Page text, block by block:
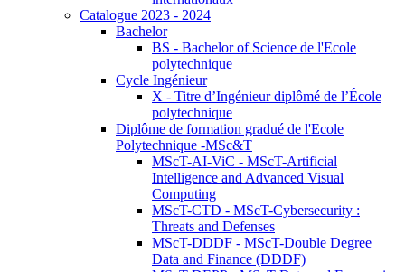
Catalogue 2023 - 2024
Bachelor
BS - Bachelor of Science de l'Ecole
polytechnique
Cycle Ingénieur
X - Titre d’Ingénieur diplômé de l’École
polytechnique
Diplôme de formation gradué de l'Ecole
Polytechnique -MSc&T
MScT-AI-ViC - MScT-Artificial
Intelligence and Advanced Visual
Computing
MScT-CTD - MScT-Cybersecurity :
Threats and Defenses
MScT-DDDF - MScT-Double Degree
Data and Finance (DDDF)